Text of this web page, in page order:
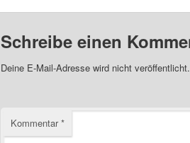
Schreibe einen
Deine E-Mail-Adresse wird nicht veröffentlicht.
Kommentar*